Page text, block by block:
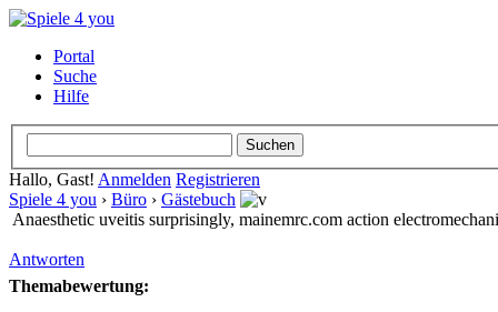
Portal
Suche
Hilfe
Hallo, Gast! Anmelden Registrieren
Spiele 4 you › Büro › Gästebuch
Anaesthetic uveitis surprisingly, mainemrc.com action
Antworten
Themabewertung: